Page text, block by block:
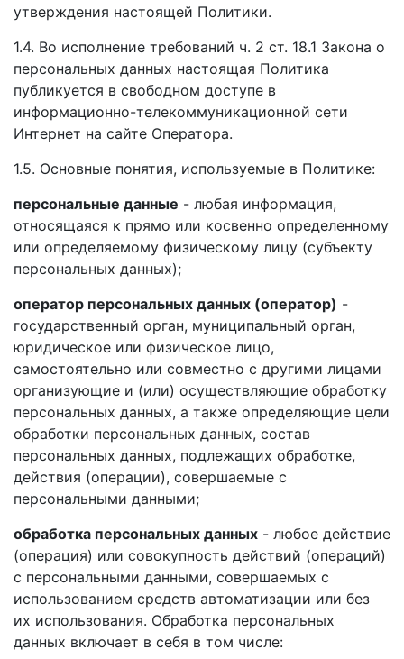
утверждения настоящей Политики.
1.4. Во исполнение требований ч. 2 ст. 18.1 Закона о
персональных данных настоящая Политика
публикуется в свободном доступе в
информационно-телекоммуникационной сети
Интернет на сайте Оператора.
1.5. Основные понятия, используемые в Политике:
персональные данные - любая информация,
относящаяся к прямо или косвенно определенному
или определяемому физическому лицу (субъекту
персональных данных);
оператор персональных данных (оператор) -
государственный орган, муниципальный орган,
юридическое или физическое лицо,
самостоятельно или совместно с другими лицами
организующие и (или) осуществляющие обработку
персональных данных, а также определяющие цели
обработки персональных данных, состав
персональных данных, подлежащих обработке,
действия (операции), совершаемые с
персональными данными;
обработка персональных данных - любое действие
(операция) или совокупность действий (операций)
с персональными данными, совершаемых с
использованием средств автоматизации или без
их использования. Обработка персональных
данных включает в себя в том числе: